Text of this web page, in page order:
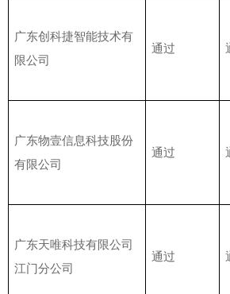
广东创科捷智能技术有
限公司
通过
广东物壹信息科技股份
有限公司
通过
广东天唯科技有限公司
江门分公司
通过